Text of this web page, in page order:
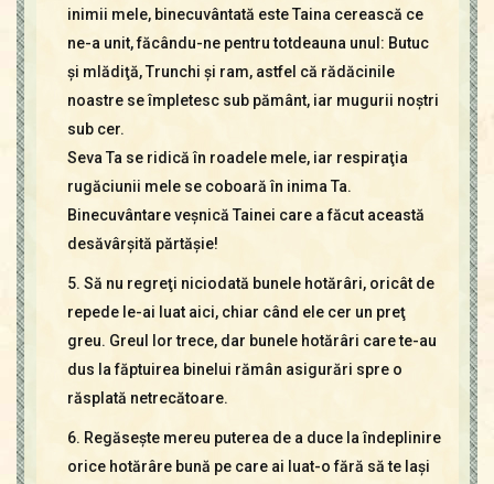
inimii mele, binecuvântată este Taina cerească ce
ne-a unit, făcându-ne pentru totdeauna unul: Butuc
şi mlădiţă, Trunchi şi ram, astfel că rădăcinile
noastre se împletesc sub pământ, iar mugurii noştri
sub cer.
Seva Ta se ridică în roadele mele, iar respiraţia
rugăciunii mele se coboară în inima Ta.
Binecuvântare veşnică Tainei care a făcut această
desăvârşită părtăşie!
5. Să nu regreţi niciodată bunele hotărâri, oricât de
repede le-ai luat aici, chiar când ele cer un preţ
greu. Greul lor trece, dar bunele hotărâri care te-au
dus la făptuirea binelui rămân asigurări spre o
răsplată netre­cătoare.
6. Regăseşte mereu puterea de a duce la îndeplinire
orice hotărâre bună pe care ai luat-o fără să te laşi